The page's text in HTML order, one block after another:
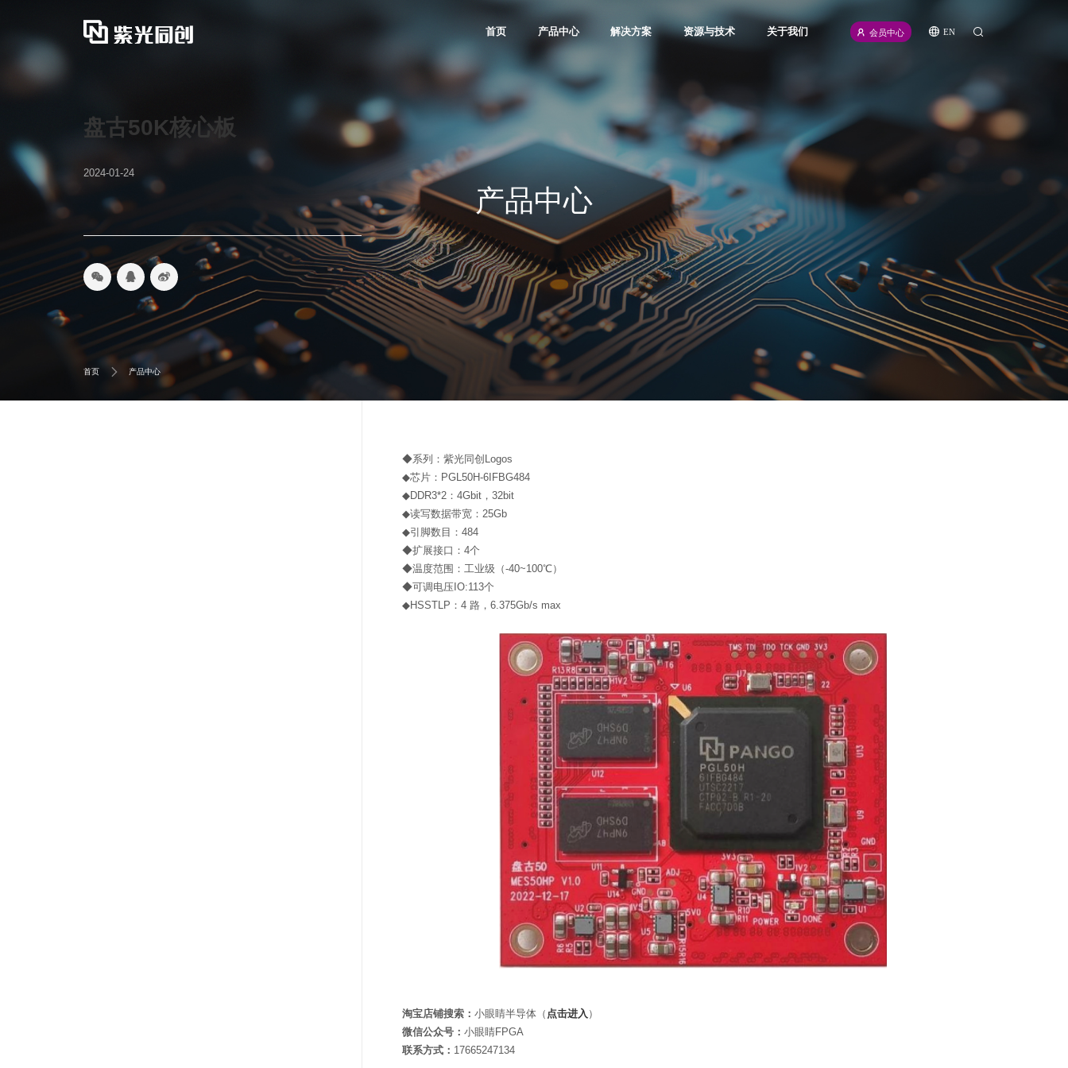
首页 产品中心
Kosmo Family
Compa Family
解决方案
图像视频
消费
数据中心
其他
资源与技术
IP资源
微视频
大学计划
合作伙伴
关于我们
招聘信息
联系我们
会员中心 EN
产品中心
首页 产品中心
盘古50K核心板
2024-01-24
◆系列：紫光同创Logos
◆芯片：PGL50H-6IFBG484
◆DDR3*2：4Gbit，32bit
◆读写数据带宽：25Gb
◆引脚数目：484
◆扩展接口：4个
◆温度范围：工业级（-40~100℃）
◆可调电压IO:113个
◆HSSTLP：4 路，6.375Gb/s max
淘宝店铺搜索： 小眼睛半导体（ 点击进入 ）
微信公众号： 小眼睛FPGA
联系方式： 17665247134